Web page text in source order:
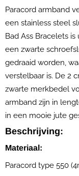
Paracord armband
een stainless steel
Bad Ass Bracelets
een zwarte
gedraaid worden,
verstelbaar is. De 2
zwarte merkbedel
armband zijn in
in een mooie jute
Beschrijving:
Materiaal:
Paracord type 550